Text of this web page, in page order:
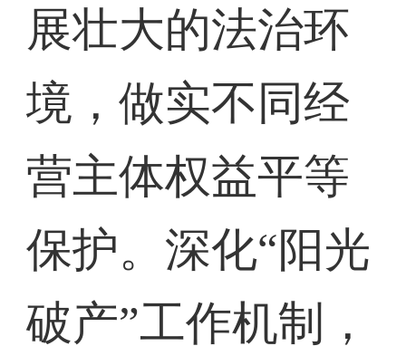
展壮大的法治环
境，做实不同经
营主体权益平等
保护。深化“阳光
破产”工作机制，